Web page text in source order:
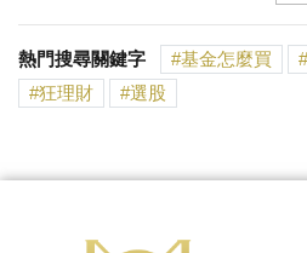
熱門搜尋關鍵字 基金怎麼買
狂理財
選股